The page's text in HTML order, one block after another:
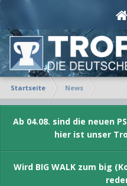
Startseite News
Ab 04.08. sind die neuen
hier ist unser
Wird BIG WALK zum big